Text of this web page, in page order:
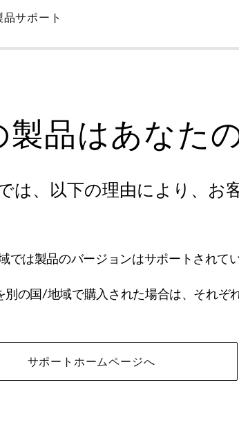
品サポート
製品はあなた
は、以下の理由により、お
では製品のバージョンはサポートされてい
別の国/地域で購入された場合は、それぞ
サポートホームページへ